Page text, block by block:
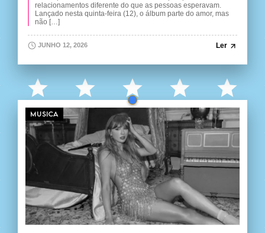
relacionamentos diferente do que as pessoas esperavam.
Lançado nesta quinta-feira (12), o álbum parte do amor, mas
não […]
JUNHO 12, 2026 Ler
MUSICA